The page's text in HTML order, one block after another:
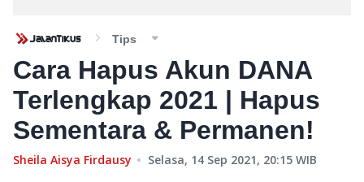
Tips
Cara Hapus Akun DANA
Terlengkap 2021 | Hapus
Sementara & Permanen!
Sheila Aisya Firdausy Selasa, 14 Sep 2021, 20:15 WIB